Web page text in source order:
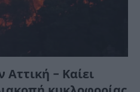
– Καίει